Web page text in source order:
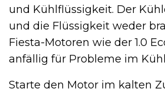
und Kühlflüssigkeit. Der
und die Flüssigkeit weder
Fiesta-Motoren wie der 1.0
anfällig für Probleme im
Starte den Motor im kalten